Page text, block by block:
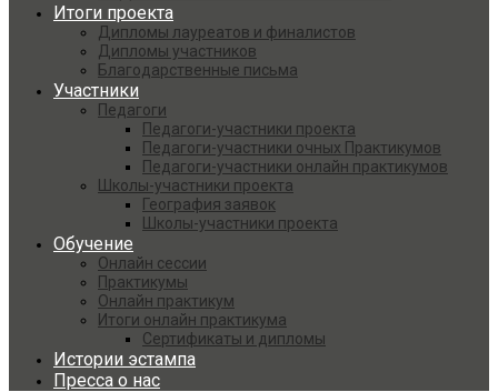
Итоги проекта
Дипломы лауреатов и финалистов
Дипломы участников
Благодарственные письма
Участники
Педагоги
Педагоги-участники проекта
Педагоги-участники очных Практикумов
Педагоги-участники онлайн практикумов
Школы-участники проекта
География заявок
Школы-участники проекта
Обучение
Онлайн сессии
Практикумы
Онлайн практикум
Итоги онлайн практикума
Сертификаты и дипломы
Истории эстампа
Пресса о нас